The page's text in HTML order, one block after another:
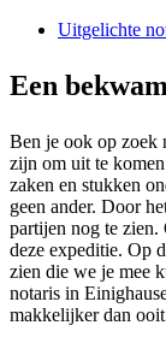
Uitgelichte
Een
Ben je ook op zoek
zijn om uit te
zaken en stukken
geen ander. Door
partijen nog te
deze expeditie. Op
zien die we je mee
notaris in
makkelijker dan